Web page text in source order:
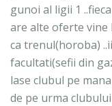
gunoi al ligii 1
are alte oferte vine
ca trenul(horoba)
facultati(sefii din
lase clubul pe
de pe urma